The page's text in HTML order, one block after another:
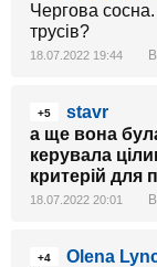
Чергова
трусів?
18.07.2022 19:44
+5
stavr
а ще вона
керувала
критерій для
18.07.2022 20:01
+4
Olena